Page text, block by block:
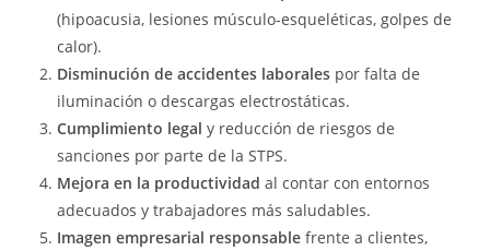
(hipoacusia, lesiones músculo-esqueléticas, golpes de
calor).
Disminución de accidentes laborales por falta de
iluminación o descargas electrostáticas.
Cumplimiento legal y reducción de riesgos de
sanciones por parte de la STPS.
Mejora en la productividad al contar con entornos
adecuados y trabajadores más saludables.
Imagen empresarial responsable frente a clientes,